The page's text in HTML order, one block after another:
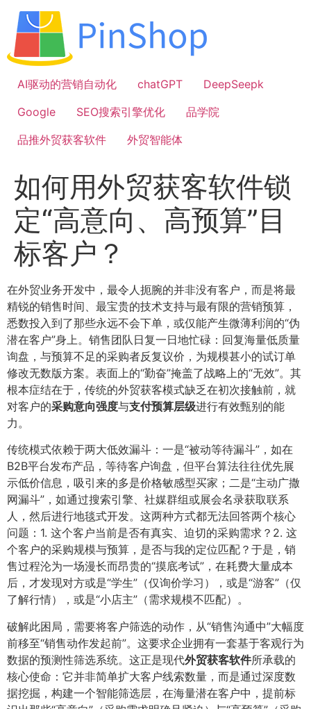
容
AI驱动的营销自动化
chatGPT
DeepSeepk
Google
SEO搜索引擎优化
品学院
品推外贸获客软件
外贸智能体
如何用外贸获客软件锁
定“高意向、高预算”目
标客户？
在外贸业务开发中，最令人扼腕的并非没有客户，而是将最
精锐的销售时间、最宝贵的技术支持与最有限的营销预算，
悉数投入到了那些永远不会下单，或仅能产生微薄利润的“伪
潜在客户”身上。销售团队日复一日地忙碌：回复海量低质量
询盘，与预算不足的采购者反复议价，为规模甚小的试订单
修改无数版方案。表面上的“勤奋”掩盖了战略上的“无效”。其
根本症结在于，传统的外贸获客模式缺乏在初次接触前，就
对客户的采购意向强度与支付预算层级进行有效甄别的能
力。
传统模式依赖于两大低效漏斗：一是“被动等待漏斗”，如在
B2B平台发布产品，等待客户询盘，但平台算法往往优先展
示低价信息，吸引来的多是价格敏感型买家；二是“主动广撒
网漏斗”，如通过搜索引擎、社媒群组或展会名录获取联系
人，然后进行地毯式开发。这两种方式都无法回答两个核心
问题：1. 这个客户当前是否有真实、迫切的采购需求？2. 这
个客户的采购规模与预算，是否与我的定位匹配？于是，销
售过程沦为一场漫长而昂贵的“摸底考试”，在耗费大量成本
后，才发现对方或是“学生”（仅询价学习），或是“游客”（仅
了解行情），或是“小店主”（需求规模不匹配）。
破解此困局，需要将客户筛选的动作，从“销售沟通中”大幅度
前移至“销售动作发起前”。这要求企业拥有一套基于客观行为
数据的预测性筛选系统。这正是现代外贸获客软件所承载的
核心使命：它并非简单扩大客户线索数量，而是通过深度数
据挖掘，构建一个智能筛选层，在海量潜在客户中，提前标